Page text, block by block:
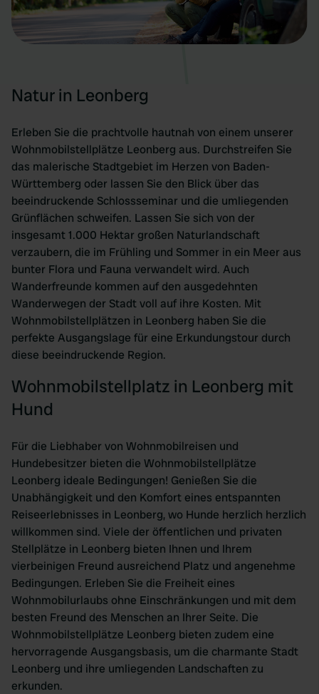
Natur in Leonberg
Erleben Sie die prachtvolle hautnah von einem unserer
Wohnmobilstellplätze Leonberg aus. Durchstreifen Sie
das malerische Stadtgebiet im Herzen von Baden-
Württemberg oder lassen Sie den Blick über das
beeindruckende Schlossseminar und die umliegenden
Grünflächen schweifen. Lassen Sie sich von der
insgesamt 1.000 Hektar großen Naturlandschaft
verzaubern, die im Frühling und Sommer in ein Meer aus
bunter Flora und Fauna verwandelt wird. Auch
Wanderfreunde kommen auf den ausgedehnten
Wanderwegen der Stadt voll auf ihre Kosten. Mit
Wohnmobilstellplätzen in Leonberg haben Sie die
perfekte Ausgangslage für eine Erkundungstour durch
diese beeindruckende Region.
Wohnmobilstellplatz in Leonberg mit
Hund
Für die Liebhaber von Wohnmobilreisen und
Hundebesitzer bieten die Wohnmobilstellplätze
Leonberg ideale Bedingungen! Genießen Sie die
Unabhängigkeit und den Komfort eines entspannten
Reiseerlebnisses in Leonberg, wo Hunde herzlich herzlich
willkommen sind. Viele der öffentlichen und privaten
Stellplätze in Leonberg bieten Ihnen und Ihrem
vierbeinigen Freund ausreichend Platz und angenehme
Bedingungen. Erleben Sie die Freiheit eines
Wohnmobilurlaubs ohne Einschränkungen und mit dem
besten Freund des Menschen an Ihrer Seite. Die
Wohnmobilstellplätze Leonberg bieten zudem eine
hervorragende Ausgangsbasis, um die charmante Stadt
Leonberg und ihre umliegenden Landschaften zu
erkunden.